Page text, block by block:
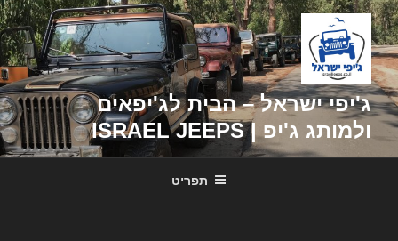
דילוג
לתוכן
ג'יפי ישראל – הבית לג'יפאים
ולמותג ג'יפ | ISRAEL JEEPS
תפריט